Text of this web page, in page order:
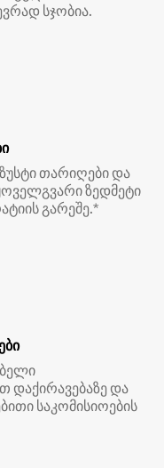
სჯობია.
თარიღები და
ზედმეტი
გარეშე.*
დაქირავებაზე და
საკომისიოების